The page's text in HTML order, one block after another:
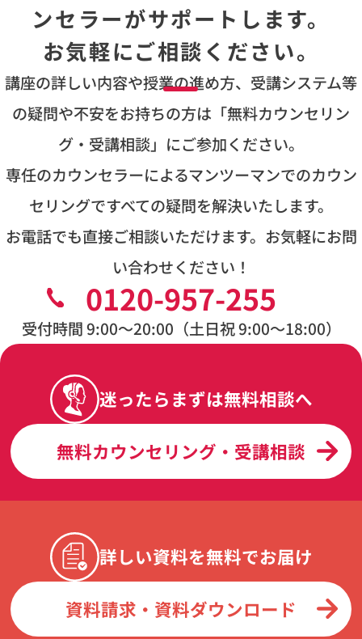
ンセラーがサポートします。
お気軽にご相談ください。
講座の詳しい内容や授業の進め方、受講システム等
の疑問や不安をお持ちの方は 「無料カウンセリン
グ・受講相談」にご参加ください。
専任のカウンセラーによるマンツーマンでのカウン
セリングですべての疑問を解決いたします。
お電話でも直接ご相談いただけます。お気軽にお問
い合わせください！
0120-957-255
受付時間 9:00〜20:00（土日祝 9:00〜18:00）
迷ったらまずは無料相談へ
無料カウンセリング・受講相談
詳しい資料を無料でお届け
資料請求・資料ダウンロード